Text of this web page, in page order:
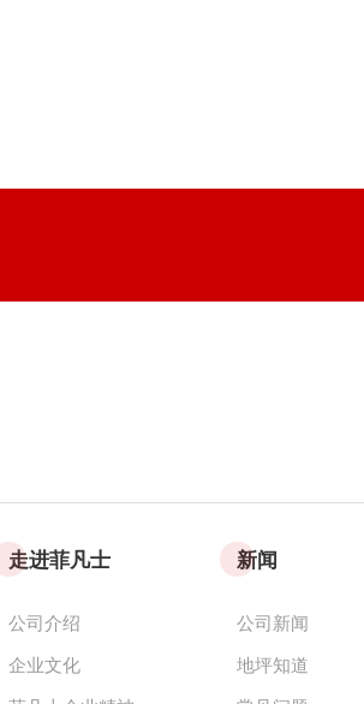
走进菲凡士
公司介绍
企业文化
新闻
公司新闻
地坪知道